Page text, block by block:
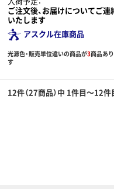
ご注文後、お届けについてご連
いたします
アスクル在庫商品
光源色・販売単位違いの商品が3商品あ
す
12件（27商品）中 1件目～12件